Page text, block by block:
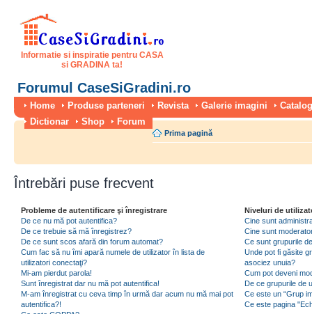
Informatie si inspiratie pentru CASA
si GRADINA ta!
Forumul CaseSiGradini.ro
Home Produse parteneri Revista Galerie imagini
Dictionar
Shop Forum
Prima pagină
Întrebări puse frecvent
Probleme de autentificare şi înregistrare
De ce nu mă pot autentifica?
De ce trebuie să mă înregistrez?
De ce sunt scos afară din forum automat?
Cum fac să nu îmi apară numele de utilizator în lista de
utilizatori conectaţi?
Mi-am pierdut parola!
Sunt înregistrat dar nu mă pot autentifica!
M-am înregistrat cu ceva timp în urmă dar acum nu mă mai pot
autentifica?!
Niveluri de
Cine sunt
Cine sunt
Ce sunt grupurile
Unde pot fi găsite
asociez unuia?
Cum pot deveni
De ce grupurile de
Ce este un “Grup
Ce este pagina